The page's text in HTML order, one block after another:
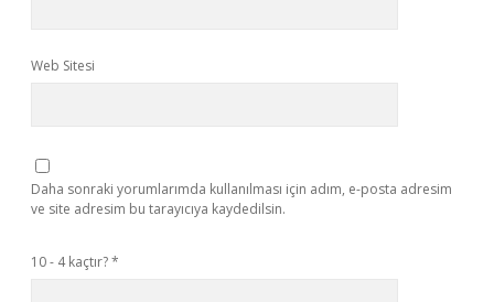
Web Sitesi
Daha sonraki yorumlarımda kullanılması için adım, e-posta adresim
ve site adresim bu tarayıcıya kaydedilsin.
10 - 4 kaçtır?*